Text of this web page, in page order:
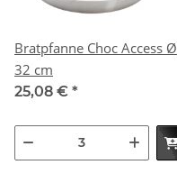
Bratpfanne Choc Access Ø
32 cm
25,08 € *